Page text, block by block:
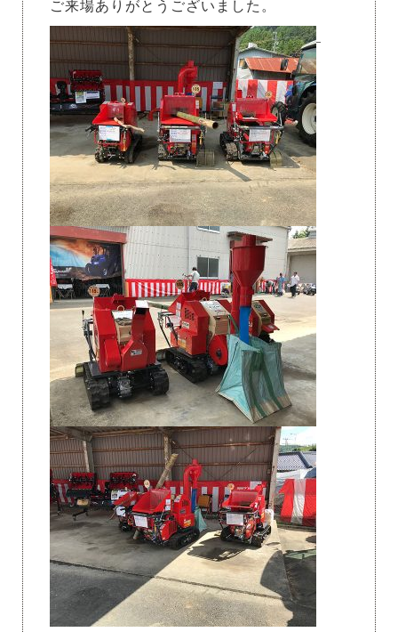
ご来場ありがとうございました。